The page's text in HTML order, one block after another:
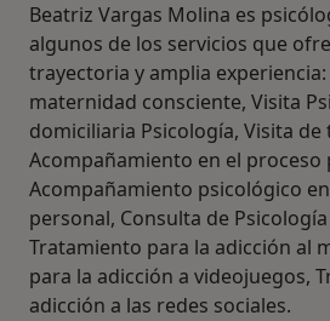
Beatriz Vargas Molina es
algunos de los servicios que
trayectoria y amplia
maternidad consciente, Visita
domiciliaria Psicología, Visita
Acompañamiento en el proceso
Acompañamiento psicológico
personal, Consulta de
Tratamiento para la adicción al
para la adicción a videojuegos,
adicción a las redes sociales.